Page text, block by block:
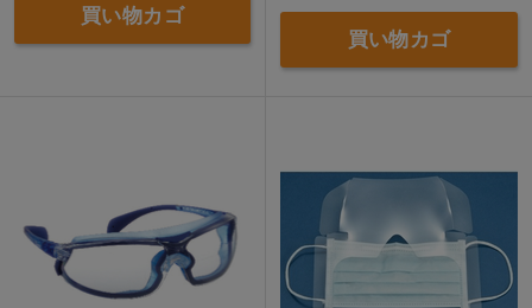
買い物カゴ
買い物カゴ